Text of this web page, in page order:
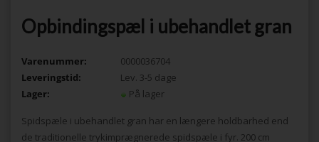
Opbindingspæl i ubehandlet gran
Varenummer:
0000036704
Leveringstid:
Lev. 3-5 dage
Lager:
På lager
Spidspæle i ubehandlet gran har en længere holdbarhed end
de traditionelle trykimprægnerede spidspæle i fyr. 200 cm